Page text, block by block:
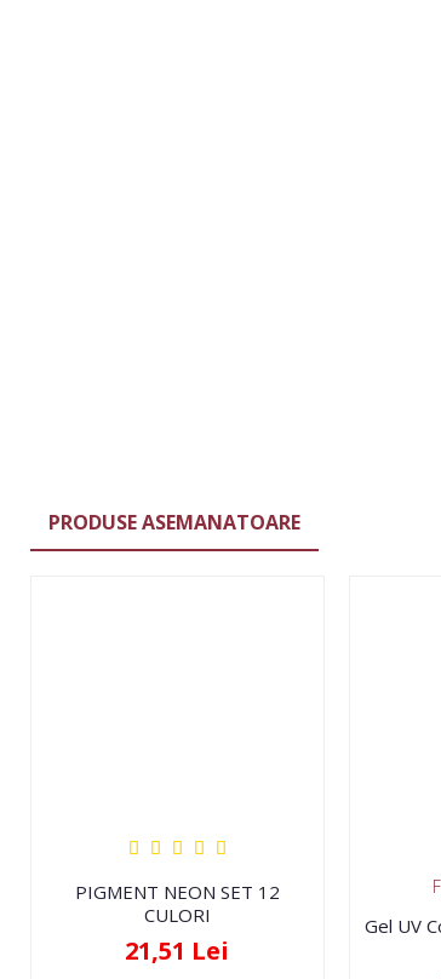
PRODUSE ASEMANATOARE
PIGMENT NEON SET 12
CULORI
21,51 Lei
Gel UV